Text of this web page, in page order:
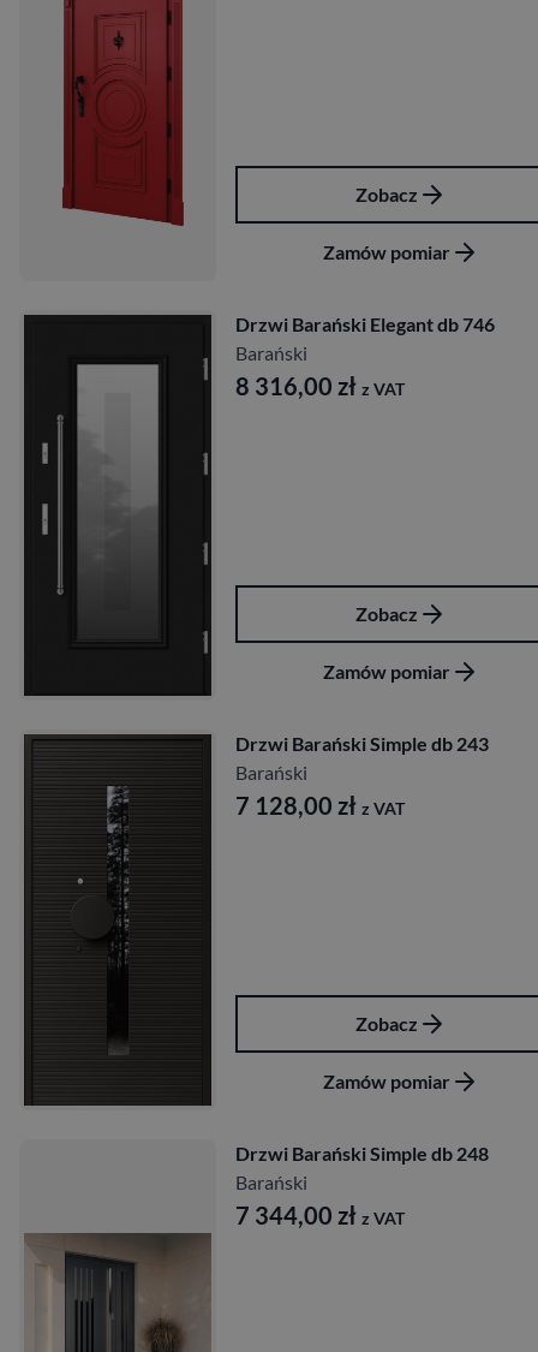
Zobacz
Zamów pomiar
Drzwi Barański Elegant db 746
Barański
8 316,00 zł z VAT
Zobacz
Zamów pomiar
Drzwi Barański Simple db 243
Barański
7 128,00 zł z VAT
Zobacz
Zamów pomiar
Drzwi Barański Simple db 248
Barański
7 344,00 zł z VAT